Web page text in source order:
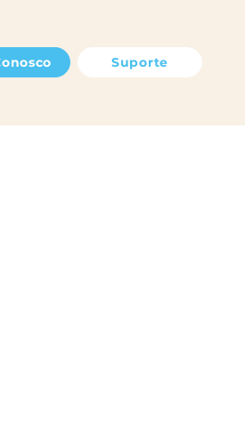
Suporte